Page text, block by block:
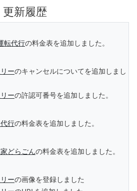
更新履歴
転代行の料金表を追加しました。
ーのキャンセルについてを追加しまし
ーの許認可番号を追加しました。
行の料金表を追加しました。
どらごんの料金表を追加しました。
ーの画像を登録しました